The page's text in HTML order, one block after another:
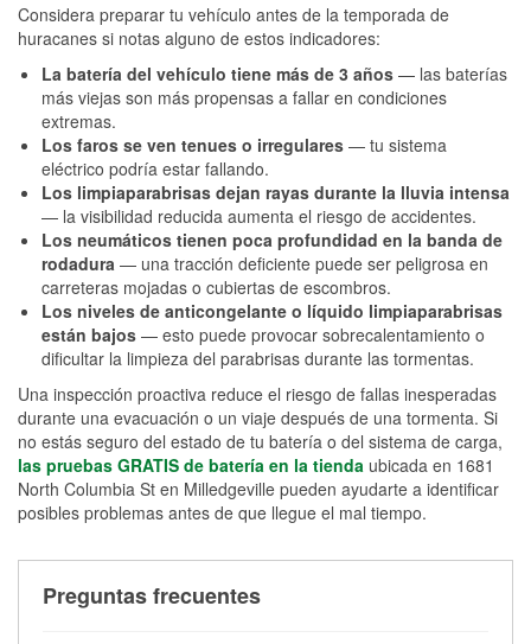
Considera preparar tu vehículo antes de la temporada de
huracanes si notas alguno de estos indicadores:
La batería del vehículo tiene más de 3 años — las baterías
más viejas son más propensas a fallar en condiciones
extremas.
Los faros se ven tenues o irregulares — tu sistema
eléctrico podría estar fallando.
Los limpiaparabrisas dejan rayas durante la lluvia intensa
— la visibilidad reducida aumenta el riesgo de accidentes.
Los neumáticos tienen poca profundidad en la banda de
rodadura — una tracción deficiente puede ser peligrosa en
carreteras mojadas o cubiertas de escombros.
Los niveles de anticongelante o líquido limpiaparabrisas
están bajos — esto puede provocar sobrecalentamiento o
dificultar la limpieza del parabrisas durante las tormentas.
Una inspección proactiva reduce el riesgo de fallas inesperadas
durante una evacuación o un viaje después de una tormenta. Si
no estás seguro del estado de tu batería o del sistema de carga,
las pruebas GRATIS de batería en la tienda ubicada en 1681
North Columbia St en Milledgeville pueden ayudarte a identificar
posibles problemas antes de que llegue el mal tiempo.
Preguntas frecuentes